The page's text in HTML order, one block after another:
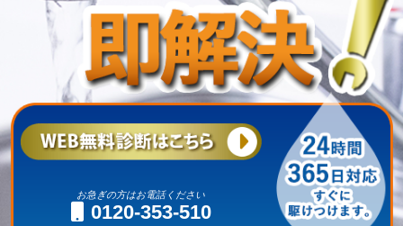
お急ぎの方はお電話ください
0120-353-510